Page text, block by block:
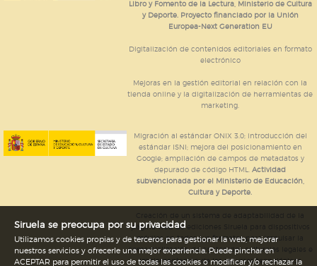
Libro y Fomento de la Lectura, Ministerio de Cultura
y Deporte. Proyecto financiado por la Unión
Europea-Next Generation EU
Digitalización de contenidos editoriales en formato
electrónico
Mejoras en la gestión editorial en relación con la
tienda online y la digitalización de herramientas de
marketing.
Migración al estándar ONIX 3.0; introducción del
estándar ISNI; mejora del posicionamiento en
Google; ampliación de campos de metadatos y
depurado de código HTML.Actividad
subvencionada por el Ministerio de Educación,
Cultura y Deporte.
página web de ediciones Siruela para dispositivos
móviles en todos sus formatos para impulsar la
comercialización de contenidos culturales legales e
implementación de los recursos tecnológicos
Siruela se preocupa por su privacidad
Utilizamos cookies propias y de terceros para gestionar la web, mejorar
nuestros servicios y ofrecerle una mejor experiencia. Puede pinchar en
ACEPTAR para permitir el uso de todas las cookies o modificar y/o rechazar la